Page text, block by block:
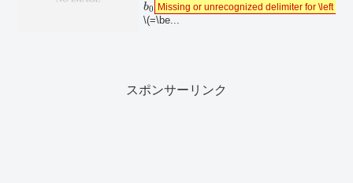
b0 Missing or unrecognized delimiter for \left
\(=\be...
スポンサーリンク